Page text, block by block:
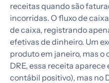
receitas quando são
incorridas. O fluxo de
de caixa, registrando
efetivas de dinheiro. Um
produto em janeiro, mas o
DRE, essa receita
contábil positivo), mas no